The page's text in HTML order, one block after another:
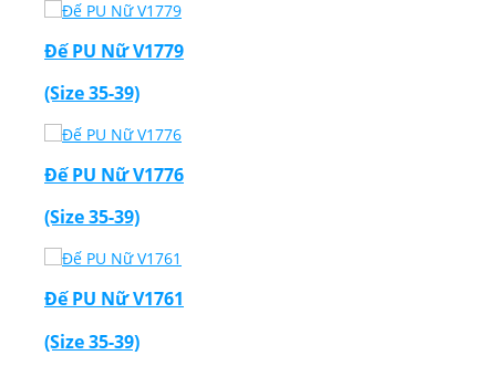
Đế PU Nữ V1779
(Size 35-39)
Đế PU Nữ V1776
(Size 35-39)
Đế PU Nữ V1761
(Size 35-39)